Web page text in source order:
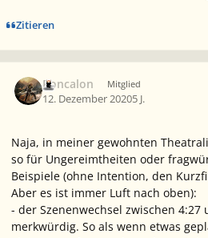
Zitieren
Roncalon Mitglied
12. Dezember 20205 J.
Naja, in meiner gewohnten
so für Ungereimtheiten oder
Beispiele (ohne Intention, den
Aber es ist immer Luft nach oben):
- der Szenenwechsel zwischen
merkwürdig. So als wenn etwas